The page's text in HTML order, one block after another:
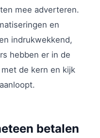
mee adverteren.
en
indrukwekkend,
hebben er in de
de kern en kijk
betalen